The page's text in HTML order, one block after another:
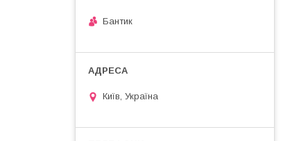
Бантик
Київ, Україна